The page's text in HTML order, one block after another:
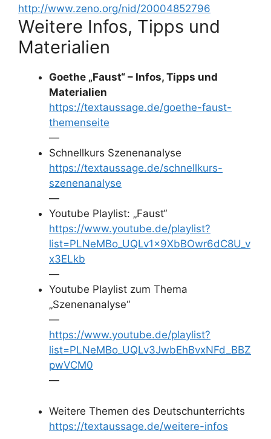
http://www.zeno.org/nid/20004852796
Weitere Infos, Tipps und
Materialien
Goethe „Faust“ – Infos, Tipps und
Materialien
https://textaussage.de/goethe-faust-
themenseite
—
Schnellkurs Szenenanalyse
https://textaussage.de/schnellkurs-
szenenanalyse
—
Youtube Playlist: „Faust“
https://www.youtube.de/playlist?
list=PLNeMBo_UQLv1x9XbBOwr6dC8U_v
x3ELkb
—
Youtube Playlist zum Thema
„Szenenanalyse“
—
https://www.youtube.de/playlist?
list=PLNeMBo_UQLv3JwbEhBvxNFd_BBZ
pwVCM0
—
Weitere Themen des Deutschunterrichts
https://textaussage.de/weitere-infos